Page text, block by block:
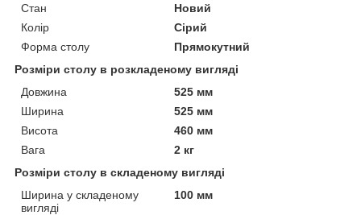
Стан
Новий
Колір
Сірий
Форма столу
Прямокутний
Розміри столу в розкладеному вигляді
Довжина
525 мм
Ширина
525 мм
Висота
460 мм
Вага
2 кг
Розміри столу в складеному вигляді
Ширина у складеному
вигляді
100 мм